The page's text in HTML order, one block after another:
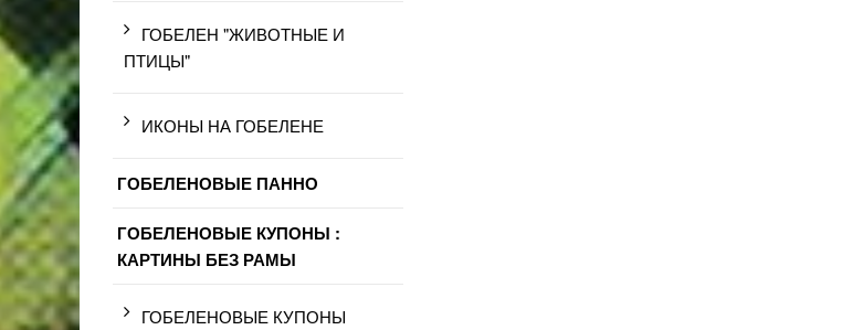
ГОБЕЛЕН "ЖИВОТНЫЕ И
ПТИЦЫ"
ИКОНЫ НА ГОБЕЛЕНЕ
ГОБЕЛЕНОВЫЕ ПАННО
ГОБЕЛЕНОВЫЕ КУПОНЫ :
КАРТИНЫ БЕЗ РАМЫ
ГОБЕЛЕНОВЫЕ КУПОНЫ